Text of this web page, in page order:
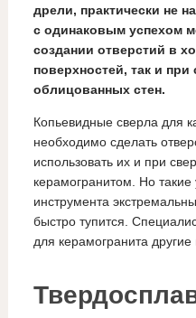
дрели, практически не
с одинаковым успехом
создании отверстий в
поверхностей, так и
облицованных стен.
Копьевидные сверла для
необходимо сделать
использовать их и при
керамогранитом. Но
инструмента
быстро тупится.
для керамогранита